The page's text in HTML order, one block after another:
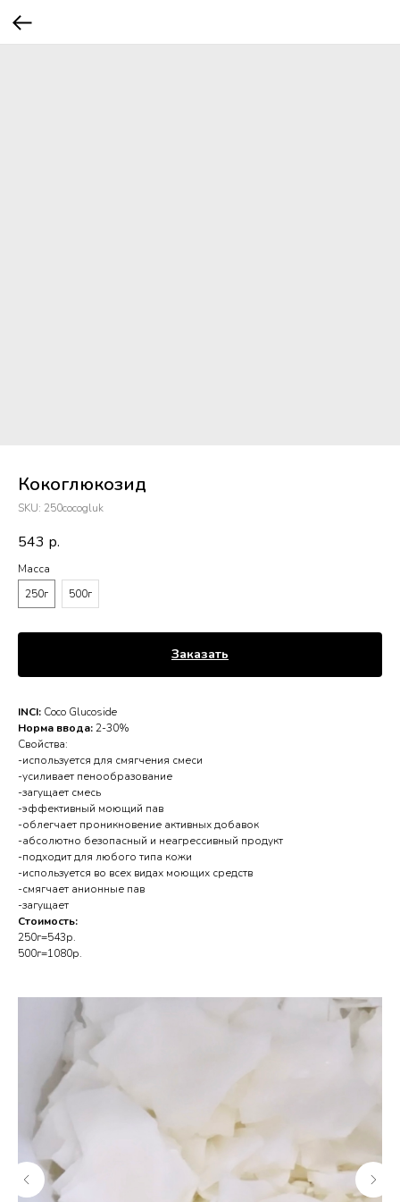
Кокоглюкозид
SKU: 250cocogluk
543 р.
Масса
250г
500г
Заказать
INCI: Coco Glucoside
Норма ввода:2-30%
Свойства:
-используется для смягчения смеси
-усиливает пенообразование
-загущает смесь
-эффективный моющий пав
-облегчает проникновение активных добавок
-абсолютно безопасный и неагрессивный продукт
-подходит для любого типа кожи
-используется во всех видах моющих средств
-смягчает анионные пав
-загущает
Стоимость:
250г=543р.
500г=1080р.